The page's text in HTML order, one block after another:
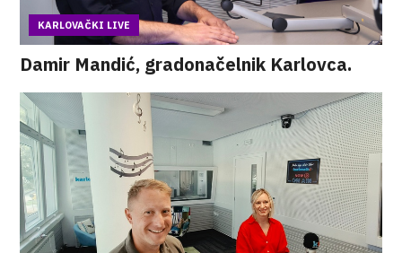
KARLOVAČKI LIVE
Damir Mandić, gradonačelnik Karlovca.